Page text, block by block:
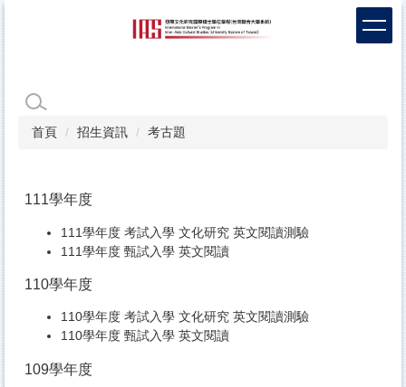
首頁 招生資訊 考古題
111學年度
111學年度 考試入學 文化研究 英文閱讀測驗
111學年度 甄試入學 英文閱讀
110學年度
110學年度 考試入學 文化研究 英文閱讀測驗
110學年度 甄試入學 英文閱讀
109學年度